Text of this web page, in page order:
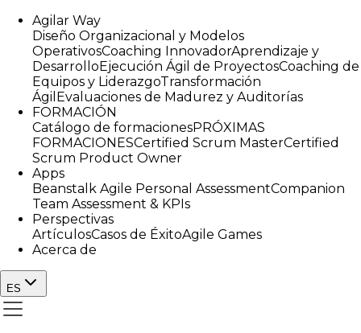
Agilar Way
Diseño Organizacional y Modelos
OperativosCoaching InnovadorAprendizaje y
DesarrolloEjecución Ágil de ProyectosCoaching de
Equipos y LiderazgoTransformación
Ágil Evaluaciones de Madurez y Auditorías
FORMACIÓN
Catálogo de formacionesPRÓXIMAS
FORMACIONESCertified Scrum MasterCertified
Scrum Product Owner
Apps
Beanstalk Agile Personal AssessmentCompanion
Team Assessment & KPIs
Perspectivas
ArtículosCasos de ÉxitoAgile Games
Acerca de
ES